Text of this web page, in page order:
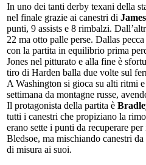
In uno dei tanti derby texani della
nel finale grazie ai canestri di
punti, 9 assists e 8 rimbalzi.
22 ma otto palle perse. Dallas
con la partita in equilibrio prima
Jones nel pitturato e alla fine è
tiro di Harden balla due volte sul
A Washington si gioca su alti ritmi
settimana da montagne russe,
Il protagonista della partita è
tutti i canestri che propiziano la
erano sette i punti da recuperare
Bledsoe, ma mischiando canestri
di misura ai suoi.